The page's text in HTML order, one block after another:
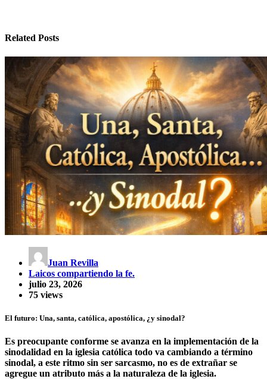
Related Posts
Juan Revilla
Laicos compartiendo la fe.
julio 23, 2026
75 views
El futuro: Una, santa, católica, apostólica, ¿y sinodal?
Es preocupante conforme se avanza en la implementación de la
sinodalidad en la iglesia católica todo va cambiando a término
sinodal, a este ritmo sin ser sarcasmo, no es de extrañar se
agregue un atributo más a la naturaleza de la iglesia.